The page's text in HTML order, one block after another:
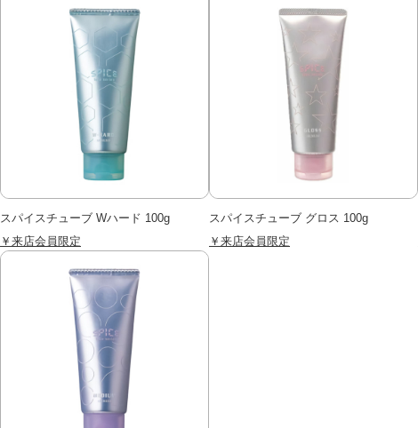
スパイスチューブ Wハード 100g
￥来店会員限定
スパイスチューブ グロス 100g
￥来店会員限定